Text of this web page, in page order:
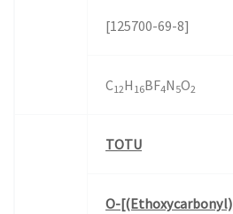
[125700-69-8]
C12H 16BF4N 5O2
TOTU
O-[(Ethoxycarbonyl)